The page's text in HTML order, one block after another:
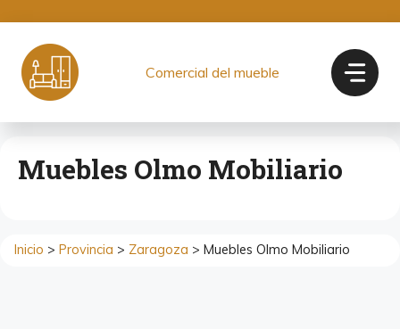
contenido
Comercial del mueble
Muebles Olmo Mobiliario
Inicio > Provincia > Zaragoza > Muebles Olmo Mobiliario